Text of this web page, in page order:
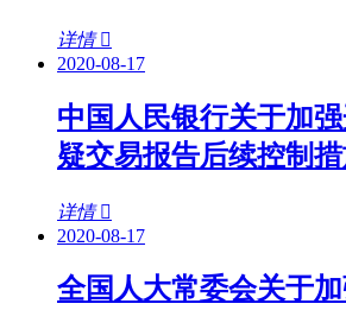
详情
2020-08-17
中国人民银行关于加
疑交易报告后续控制
详情
2020-08-17
全国人大常委会关于